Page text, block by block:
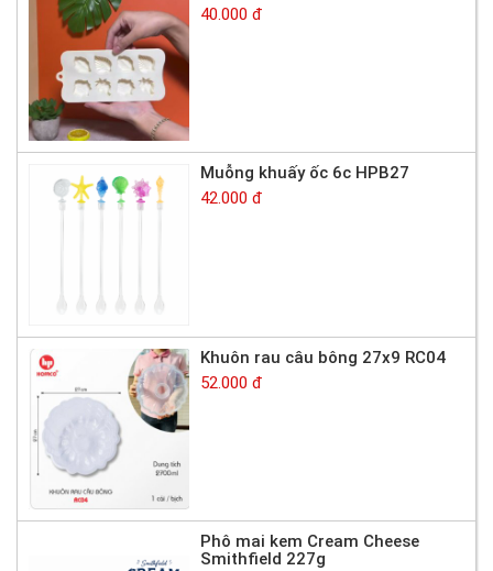
40.000 đ
Muỗng khuấy ốc 6c HPB27
42.000 đ
Khuôn rau câu bông 27x9 RC04
52.000 đ
Phô mai kem Cream Cheese
Smithfield 227g